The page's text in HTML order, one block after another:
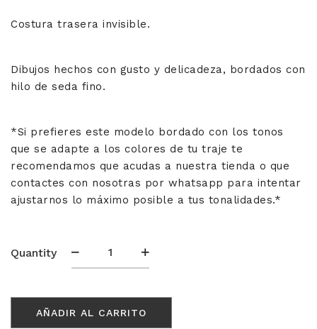
Costura trasera invisible.
Dibujos hechos con gusto y delicadeza, bordados con
hilo de seda fino.
*Si prefieres este modelo bordado con los tonos
que se adapte a los colores de tu traje te
recomendamos que acudas a nuestra tienda o que
contactes con nosotras por whatsapp para intentar
ajustarnos lo máximo posible a tus tonalidades.*
Quantity
Medias
Bordadas
cantidad
AÑADIR AL CARRITO